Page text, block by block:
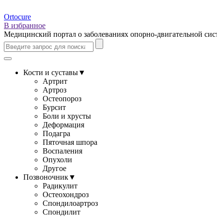
Ortocure
В избранное
Медицинский портал о заболеваниях опорно-двигательной
Кости и суставы▼
Артрит
Артроз
Остеопороз
Бурсит
Боли и хрусты
Деформация
Подагра
Пяточная шпора
Воспаления
Опухоли
Другое
Позвоночник▼
Радикулит
Остеохондроз
Спондилоартроз
Спондилит